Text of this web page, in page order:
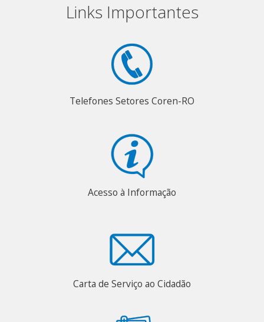
Links Importantes
Telefones Setores Coren-RO
Acesso à Informação
Carta de Serviço ao Cidadão